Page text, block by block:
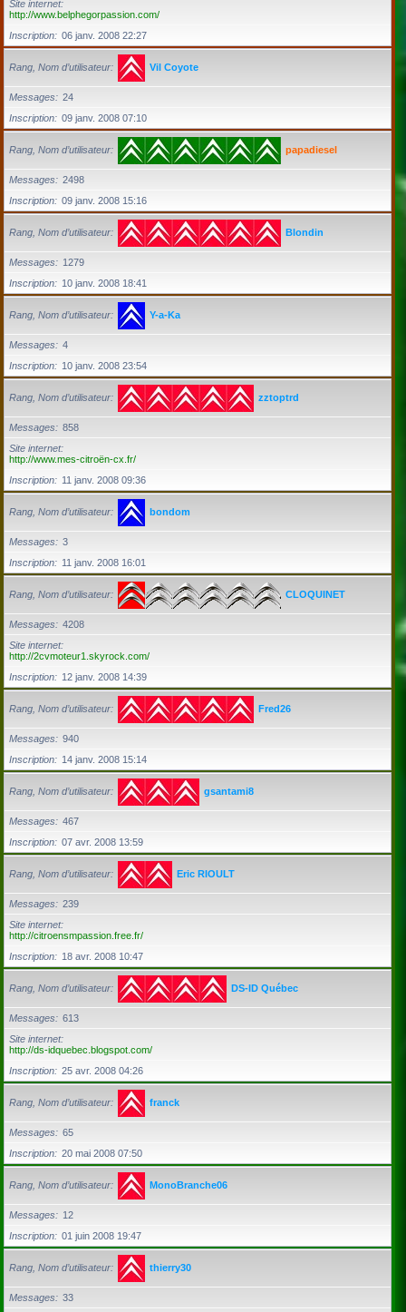
Site internet
http://www.belphegorpassion.com/
Inscription
06 janv. 2008 22:27
Rang, Nom d’utilisateur Vil Coyote
Messages
24
Inscription
09 janv. 2008 07:10
Rang, Nom d’utilisateur papadiesel
Messages
2498
Inscription
09 janv. 2008 15:16
Rang, Nom d’utilisateur Blondin
Messages
1279
Inscription
10 janv. 2008 18:41
Rang, Nom d’utilisateur Y-a-Ka
Messages
4
Inscription
10 janv. 2008 23:54
Rang, Nom d’utilisateur zztoptrd
Messages
858
Site internet
http://www.mes-citroën-cx.fr/
Inscription
11 janv. 2008 09:36
Rang, Nom d’utilisateur bondom
Messages
3
Inscription
11 janv. 2008 16:01
Rang, Nom d’utilisateur CLOQUINET
Messages
4208
Site internet
http://2cvmoteur1.skyrock.com/
Inscription
12 janv. 2008 14:39
Rang, Nom d’utilisateur Fred26
Messages
940
Inscription
14 janv. 2008 15:14
Rang, Nom d’utilisateur gsantami8
Messages
467
Inscription
07 avr. 2008 13:59
Rang, Nom d’utilisateur Eric RIOULT
Messages
239
Site internet
http://citroensmpassion.free.fr/
Inscription
18 avr. 2008 10:47
Rang, Nom d’utilisateur DS-ID Québec
Messages
613
Site internet
http://ds-idquebec.blogspot.com/
Inscription
25 avr. 2008 04:26
Rang, Nom d’utilisateur franck
Messages
65
Inscription
20 mai 2008 07:50
Rang, Nom d’utilisateur MonoBranche06
Messages
12
Inscription
01 juin 2008 19:47
Rang, Nom d’utilisateur thierry30
Messages
33